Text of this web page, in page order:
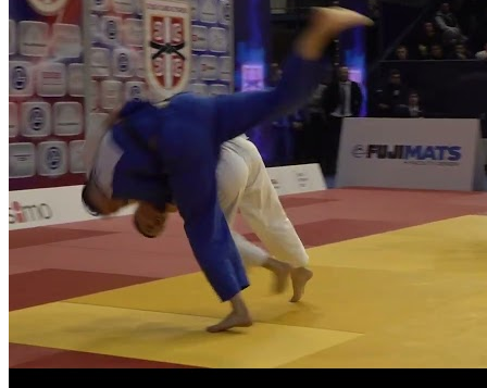
Андрија Лукавац - Александар Лупулов 0:1 -60кг ГРУПА
Регионално Београд ЈУНИОРИ
Андрија Савић - Лука Поповић 0:1 -81кг РЕПАСАЖ
Регионално Београд ЈУНИОРИ